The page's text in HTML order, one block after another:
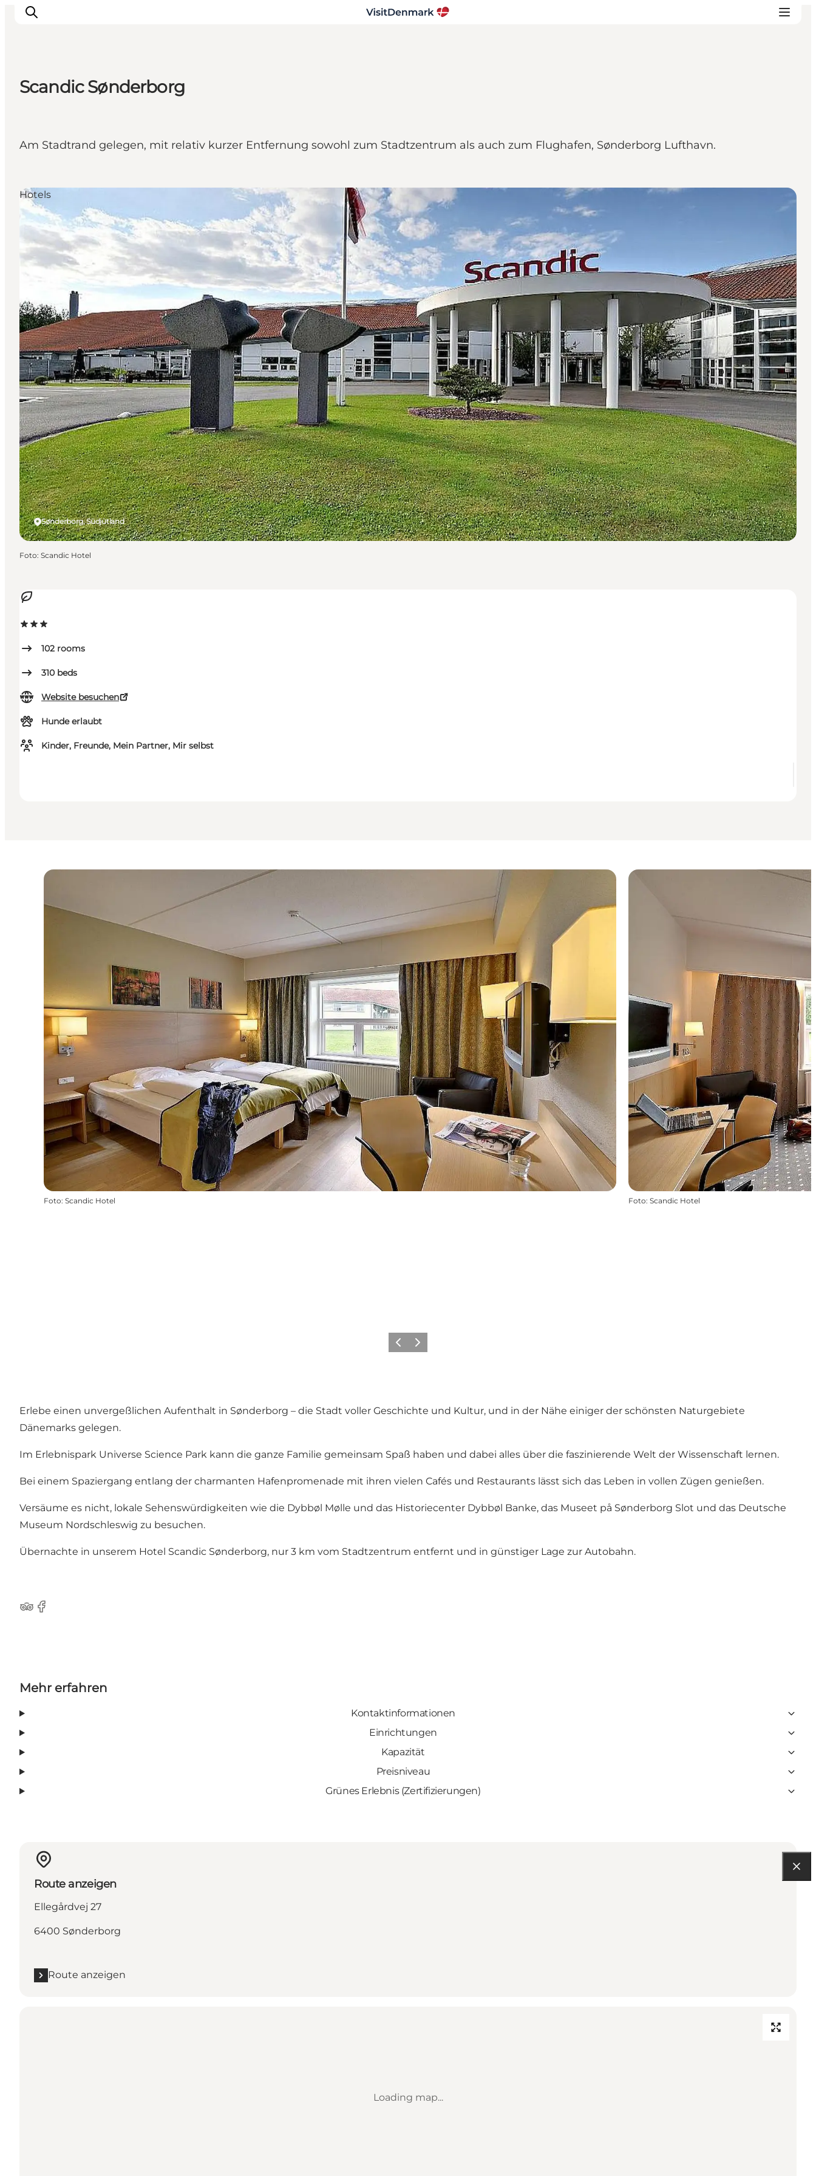
Erlebnisse
Scandic Sønderborg
Am Stadtrand gelegen, mit relativ kurzer Entfernung sowohl zum Stadtzentrum als auch zum Flughafen, Sønderborg Lufthavn.
102 rooms
310 beds
Website besuchen
Hunde erlaubt
Kinder, Freunde, Mein Partner, Mir selbst
Sønderborg, Südjütland
Hotels
Foto: Scandic Hotel
Foto: Scandic Hotel Foto: Scandic Hotel
ZurückWeiter
Erlebe einen unvergeßlichen Aufenthalt in Sønderborg – die Stadt voller Geschichte und Kultur, und in der Nähe einiger der schönsten Naturgebiete
Dänemarks gelegen.
Im Erlebnispark Universe Science Park kann die ganze Familie gemeinsam Spaß haben und dabei alles über die faszinierende Welt der Wissenschaft lernen.
Bei einem Spaziergang entlang der charmanten Hafenpromenade mit ihren vielen Cafés und Restaurants lässt sich das Leben in vollen Zügen genießen.
Versäume es nicht, lokale Sehenswürdigkeiten wie die Dybbøl Mølle und das Historiecenter Dybbøl Banke, das Museet på Sønderborg Slot und das Deutsche
Museum Nordschleswig zu besuchen.
Übernachte in unserem Hotel Scandic Sønderborg, nur 3 km vom Stadtzentrum entfernt und in günstiger Lage zur Autobahn.
Tripadvisor
Facebook
Mehr erfahren
Kontaktinformationen
Einrichtungen
Kapazität
Preisniveau
Grünes Erlebnis (Zertifizierungen)
Route anzeigen
Ellegårdvej 27
6400 Sønderborg
Route anzeigen
Loading map...